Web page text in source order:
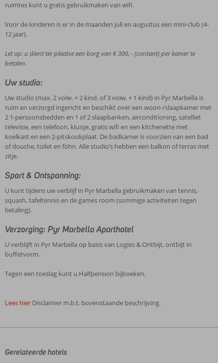
ruimtes kunt u gratis gebruikmaken van wifi.
Voor de kinderen is er in de maanden juli en augustus een mini-club (4-
12 jaar).
Let op: u dient ter plaatse een borg van € 300, - (contant) per kamer te
betalen.
Uw studio:
Uw studio (max. 2 volw. + 2 kind. of 3 volw. + 1 kind) in Pyr Marbella is
ruim en verzorgd ingericht en beschikt over een woon-/slaapkamer met
2 1-persoonsbedden en 1 of 2 slaapbanken, airconditioning, satelliet
televisie, een telefoon, kluisje, gratis wifi en een kitchenette met
koelkast en een 2-pitskookplaat. De badkamer is voorzien van een bad
of douche, toilet en föhn. Alle studio’s hebben een balkon of terras met
zitje.
Sport & Ontspanning:
U kunt tijdens uw verblijf in Pyr Marbella gebruikmaken van tennis,
squash, tafeltennis en de games room (sommige activiteiten tegen
betaling).
Verzorging: Pyr Marbella Aparthotel
U verblijft in Pyr Marbella op basis van Logies & Ontbijt, ontbijt in
buffetvorm.
Tegen een toeslag kunt u Halfpension bijboeken.
Lees hier Disclaimer m.b.t. bovenstaande beschrijving.
door
Gerelateerde hotels